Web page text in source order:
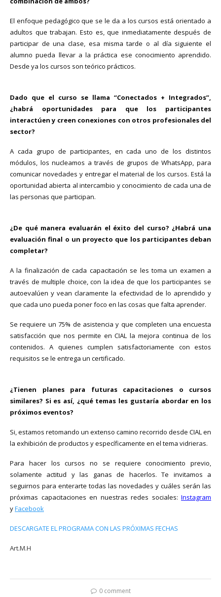
El enfoque pedagógico que se le da a los cursos está orientado a
adultos que trabajan. Esto es, que inmediatamente después de
participar de una clase, esa misma tarde o al día siguiente el
alumno pueda llevar a la práctica ese conocimiento aprendido.
Desde ya los cursos son teórico prácticos.
Dado que el curso se llama “Conectados + Integrados”,
¿habrá oportunidades para que los participantes
interactúen y creen conexiones con otros profesionales del
sector?
A cada grupo de participantes, en cada uno de los distintos
módulos, los nucleamos a través de grupos de WhatsApp, para
comunicar novedades y entregar el material de los cursos. Está la
oportunidad abierta al intercambio y conocimiento de cada una de
las personas que participan.
¿De qué manera evaluarán el éxito del curso? ¿Habrá una
evaluación final o un proyecto que los participantes deban
completar?
A la finalización de cada capacitación se les toma un examen a
través de multiple choice, con la idea de que los participantes se
autoevalúen y vean claramente la efectividad de lo aprendido y
que cada uno pueda poner foco en las cosas que falta aprender.
Se requiere un 75% de asistencia y que completen una encuesta
satisfacción que nos permite en CIAL la mejora continua de los
contenidos. A quienes cumplen satisfactoriamente con estos
requisitos se le entrega un certificado.
¿Tienen planes para futuras capacitaciones o cursos
similares? Si es así, ¿qué temas les gustaría abordar en los
próximos eventos?
Si, estamos retomando un extenso camino recorrido desde CIAL en
la exhibición de productos y específicamente en el tema vidrieras.
Para hacer los cursos no se requiere conocimiento previo,
solamente actitud y las ganas de hacerlos. Te invitamos a
seguirnos para enterarte todas las novedades y cuáles serán las
próximas capacitaciones en nuestras redes sociales: Instagram
yFacebook
DESCARGATE EL PROGRAMA CON LAS PRÓXIMAS FECHAS
Art.M.H
0 comment